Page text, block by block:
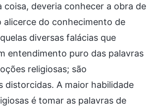
coisa, deveria conhecer a obra de
alicerce do conhecimento de
diversas falácias que
entendimento puro das palavras
religiosas; são
distorcidas. A maior habilidade
é tomar as palavras de